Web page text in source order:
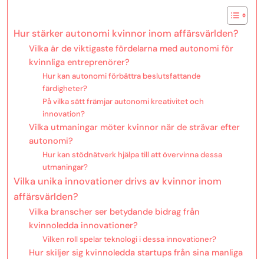
Hur stärker autonomi kvinnor inom affärsvärlden?
Vilka är de viktigaste fördelarna med autonomi för
kvinnliga entreprenörer?
Hur kan autonomi förbättra beslutsfattande
färdigheter?
På vilka sätt främjar autonomi kreativitet och
innovation?
Vilka utmaningar möter kvinnor när de strävar efter
autonomi?
Hur kan stödnätverk hjälpa till att övervinna dessa
utmaningar?
Vilka unika innovationer drivs av kvinnor inom
affärsvärlden?
Vilka branscher ser betydande bidrag från
kvinnoledda innovationer?
Vilken roll spelar teknologi i dessa innovationer?
Hur skiljer sig kvinnoledda startups från sina manliga